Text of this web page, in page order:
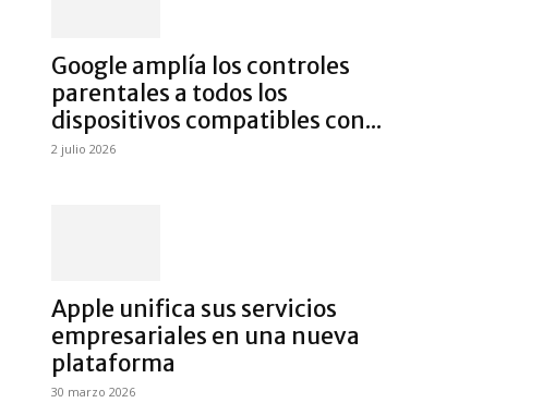
Google amplía los controles
parentales a todos los
dispositivos compatibles con...
2 julio 2026
Apple unifica sus servicios
empresariales en una nueva
plataforma
30 marzo 2026